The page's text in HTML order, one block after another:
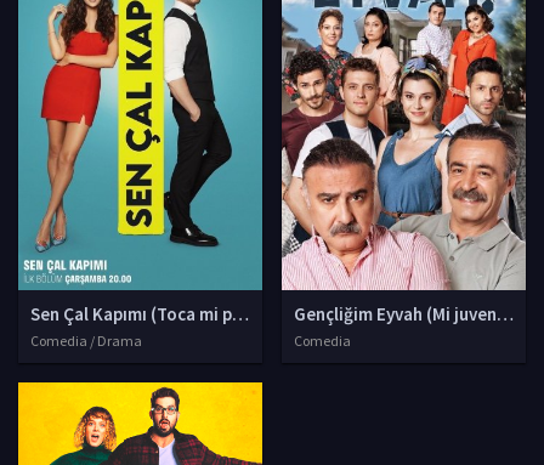
Sen Çal Kapımı (Toca mi puerta)
Comedia / Drama
Gençliğim Eyvah (Mi juventud)
Comedia